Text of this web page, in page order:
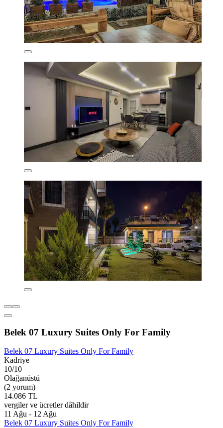
Belek 07 Luxury Suites Only For Family
Belek 07 Luxury Suites Only For Family
Kadriye
10/10
Olağanüstü
(2 yorum)
14.086 TL
vergiler ve ücretler dâhildir
11 Ağu - 12 Ağu
Belek 07 Luxury Suites Only For Family